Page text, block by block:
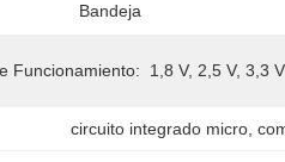
Bandeja
Funcionamiento: 1,8 V, 2,5 V, 3,3 V
circuito integrado micro ,